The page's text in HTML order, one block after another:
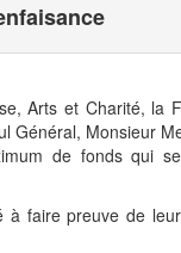
Arts et Charité, la
Général, Monsieur
de fonds qui
faire preuve de